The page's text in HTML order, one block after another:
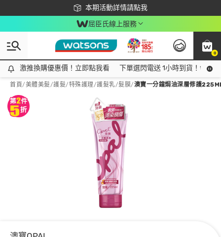
本期活動詳情請點我
下載app最高回饋$350
屈臣氏線上服務
0
激推換購優惠價！立即點我看
激推換購優惠價！立即點我看 下單選閃電送 1小時到貨！領神
首頁/美體美髮/護髮/特殊護理/護髮乳/髮膜/澳寶一分鐘焗油深層修護